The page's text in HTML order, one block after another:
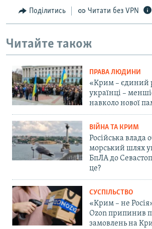
Поділитись Читати без VPN
Читайте також
ПРАВА ЛЮДИНИ
«Крим – єдиний
українці –
навколо нової
ВІЙНА ТА КРИМ
Російська влада
морський шлях
БпЛА до
це?
СУСПІЛЬСТВО
«Крим – не
Ozon припинив
замовлень на